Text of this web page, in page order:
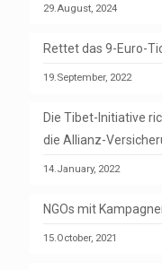
29.August, 2024
Rettet das 9-Euro-
19.September, 2022
Die Tibet-Initiative
die Allianz-
14.January, 2022
NGOs mit
15.October, 2021